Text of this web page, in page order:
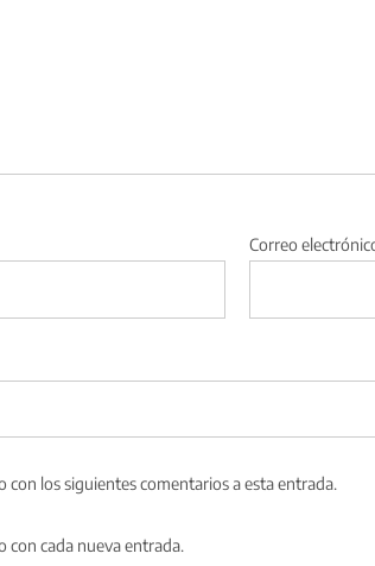
Correo
con los siguientes comentarios a esta entrada.
con cada nueva entrada.